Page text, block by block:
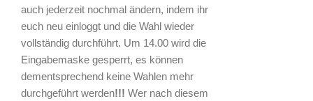
auch jederzeit nochmal ändern, indem ihr
euch neu einloggt und die Wahl wieder
vollständig durchführt. Um 14.00 wird die
Eingabemaske gesperrt, es können
dementsprechend keine Wahlen mehr
durchgeführt werden!!! Wer nach diesem